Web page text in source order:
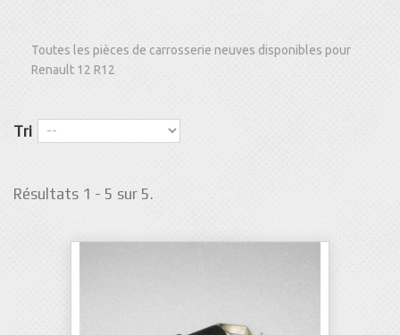
Toutes les pièces de carrosserie neuves disponibles pour
Renault 12 R12
Tri
Résultats 1 - 5 sur 5.